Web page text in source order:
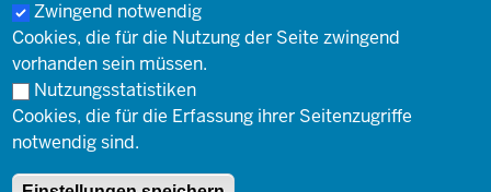
Social
Footer
Impressum
© Landesbetrieb Information und Technik Nordrhein-Westfalen
(IT.NRW)
Zwingend notwendig
Cookies, die für die Nutzung der Seite zwingend
vorhanden sein müssen.
Nutzungsstatistiken
Cookies, die für die Erfassung ihrer Seitenzugriffe
notwendig sind.